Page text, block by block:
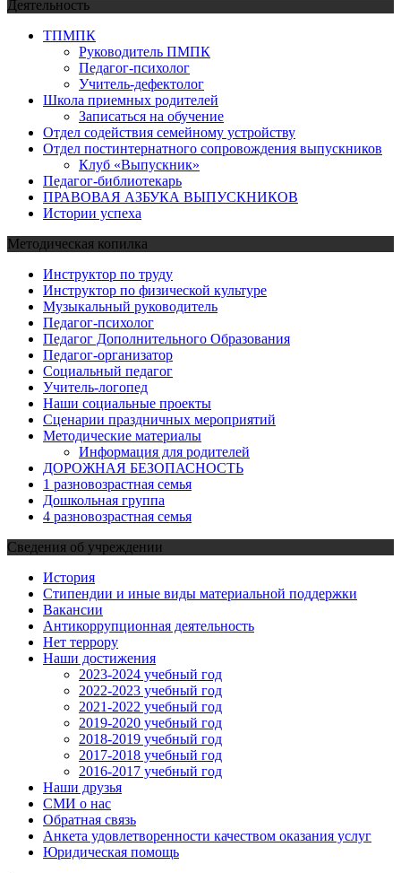
Деятельность
ТПМПК
Руководитель ПМПК
Педагог-психолог
Учитель-дефектолог
Школа приемных родителей
Записаться на обучение
Отдел содействия семейному устройству
Отдел постинтернатного сопровождения выпускников
Клуб «Выпускник»
Педагог-библиотекарь
ПРАВОВАЯ АЗБУКА ВЫПУСКНИКОВ
Истории успеха
Методическая копилка
Инструктор по труду
Инструктор по физической культуре
Музыкальный руководитель
Педагог-психолог
Педагог Дополнительного Образования
Педагог-организатор
Социальный педагог
Учитель-логопед
Наши социальные проекты
Сценарии праздничных мероприятий
Методические материалы
Информация для родителей
ДОРОЖНАЯ БЕЗОПАСНОСТЬ
1 разновозрастная семья
Дошкольная группа
4 разновозрастная семья
Сведения об учреждении
История
Стипендии и иные виды материальной поддержки
Вакансии
Антикоррупционная деятельность
Нет террору
Наши достижения
2023-2024 учебный год
2022-2023 учебный год
2021-2022 учебный год
2019-2020 учебный год
2018-2019 учебный год
2017-2018 учебный год
2016-2017 учебный год
Наши друзья
СМИ о нас
Обратная связь
Анкета удовлетворенности качеством оказания услуг
Юридическая помощь